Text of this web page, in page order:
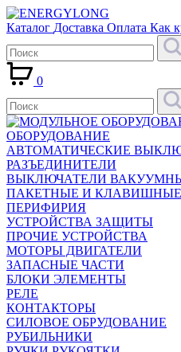
Каталог Доставка Оплата Как
0
ОБОРУДОВАНИЕ
АВТОМАТИЧЕСКИЕ
РАЗЪЕДИНИТЕЛИ
ВЫКЛЮЧАТЕЛИ
ПАКЕТНЫЕ И
ПЕРИФИРИЯ
УСТРОЙСТВА ЗАЩИТЫ
ПРОЧИЕ УСТРОЙСТВА
МОТОРЫ ДВИГАТЕЛИ
ЗАПАСНЫЕ ЧАСТИ
БЛОКИ ЭЛЕМЕНТЫ
РЕЛЕ
КОНТАКТОРЫ
СИЛОВОЕ ОБРУДОВАНИЕ
РУБИЛЬНИКИ